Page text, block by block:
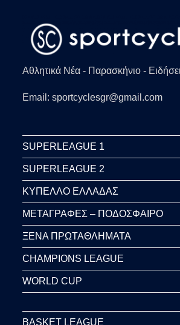
Αθλητικά Νέα - Παρασκήνιο -
Email: sportcyclesgr@gmail.com
SUPERLEAGUE 1
SUPERLEAGUE 2
ΚΥΠΕΛΛΟ ΕΛΛΑΔΑΣ
ΜΕΤΑΓΡΑΦΕΣ – ΠΟΔΟΣΦΑΙΡΟ
ΞΕΝΑ ΠΡΩΤΑΘΛΗΜΑΤΑ
CHAMPIONS LEAGUE
WORLD CUP
BASKET LEAGUE